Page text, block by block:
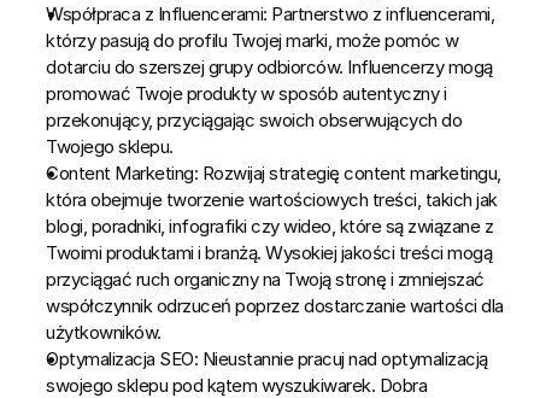
Współpraca z Influencerami: Partnerstwo z influencerami,
którzy pasują do profilu Twojej marki, może pomóc w
dotarciu do szerszej grupy odbiorców. Influencerzy mogą
promować Twoje produkty w sposób autentyczny i
przekonujący, przyciągając swoich obserwujących do
Twojego sklepu.
Content Marketing: Rozwijaj strategię content marketingu,
która obejmuje tworzenie wartościowych treści, takich jak
blogi, poradniki, infografiki czy wideo, które są związane z
Twoimi produktami i branżą. Wysokiej jakości treści mogą
przyciągać ruch organiczny na Twoją stronę i zmniejszać
współczynnik odrzuceń poprzez dostarczanie wartości dla
użytkowników.
Optymalizacja SEO: Nieustannie pracuj nad optymalizacją
swojego sklepu pod kątem wyszukiwarek. Dobra